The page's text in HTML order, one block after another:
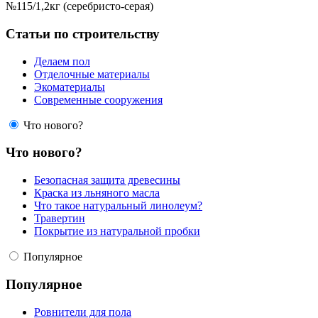
№115/1,2кг (серебристо-серая)
Статьи по строительству
Делаем пол
Отделочные материалы
Экоматериалы
Современные сооружения
Что нового?
Что нового?
Безопасная защита древесины
Краска из льняного масла
Что такое натуральный линолеум?
Травертин
Покрытие из натуральной пробки
Популярное
Популярное
Ровнители для пола